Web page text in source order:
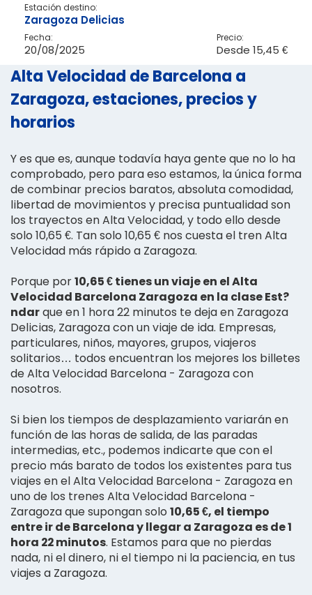
Estación destino:
Zaragoza Delicias
Fecha:
20/08/2025
Precio:
Desde 15,45 €
Alta Velocidad de Barcelona a
Zaragoza, estaciones, precios y
horarios
Y es que es, aunque todavía haya gente que no lo ha
comprobado, pero para eso estamos, la única forma
de combinar precios baratos, absoluta comodidad,
libertad de movimientos y precisa puntualidad son
los trayectos en Alta Velocidad, y todo ello desde
solo 10,65 €. Tan solo 10,65 € nos cuesta el tren Alta
Velocidad más rápido a Zaragoza.
Porque por10,65 € tienes un viaje en el Alta
Velocidad Barcelona Zaragoza en la clase Est?
ndarque en 1 hora 22 minutos te deja en Zaragoza
Delicias, Zaragoza con un viaje de ida. Empresas,
particulares, niños, mayores, grupos, viajeros
solitarios… todos encuentran los mejores los billetes
de Alta Velocidad Barcelona - Zaragoza con
nosotros.
Si bien los tiempos de desplazamiento variarán en
función de las horas de salida, de las paradas
intermedias, etc., podemos indicarte que con el
precio más barato de todos los existentes para tus
viajes en el Alta Velocidad Barcelona - Zaragoza en
uno de los trenes Alta Velocidad Barcelona -
Zaragoza que supongan solo 10,65 €, el tiempo
entre ir de Barcelona y llegar a Zaragoza es de 1
hora 22 minutos. Estamos para que no pierdas
nada, ni el dinero, ni el tiempo ni la paciencia, en tus
viajes a Zaragoza.